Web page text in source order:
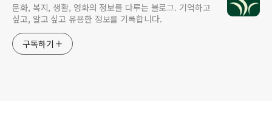
문화, 복지, 생활, 영화의 정보를 다루는 블로그. 기억하고
싶고, 알고 싶고 유용한 정보를 기록합니다.
구독하기